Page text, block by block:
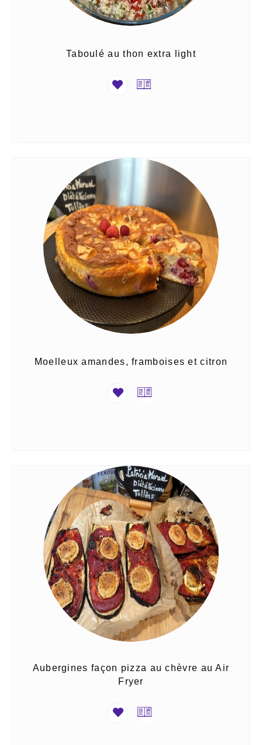
Taboulé au thon extra light
Moelleux amandes, framboises et citron
Aubergines façon pizza au chèvre au Air
Fryer